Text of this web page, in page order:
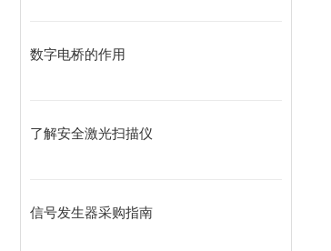
数字电桥的作用
了解安全激光扫描仪
信号发生器采购指南